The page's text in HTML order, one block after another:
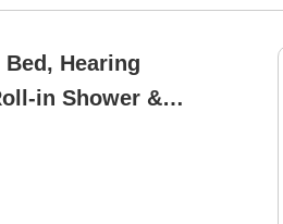
Hearing
in Shower &